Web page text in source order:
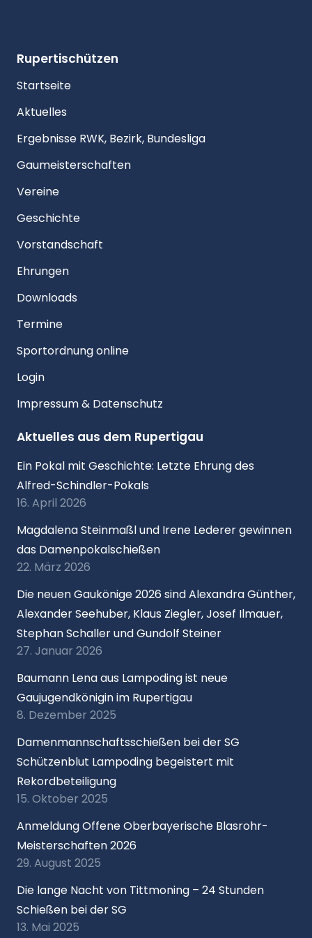
Rupertischützen
Startseite
Aktuelles
Ergebnisse RWK, Bezirk, Bundesliga
Gaumeisterschaften
Vereine
Geschichte
Vorstandschaft
Ehrungen
Downloads
Termine
Sportordnung online
Login
Impressum & Datenschutz
Aktuelles aus dem Rupertigau
Ein Pokal mit Geschichte: Letzte Ehrung des
Alfred-Schindler-Pokals
16. April 2026
Magdalena Steinmaßl und Irene Lederer gewinnen
das Damenpokalschießen
22. März 2026
Die neuen Gaukönige 2026 sind Alexandra Günther,
Alexander Seehuber, Klaus Ziegler, Josef Ilmauer,
Stephan Schaller und Gundolf Steiner
27. Januar 2026
Baumann Lena aus Lampoding ist neue
Gaujugendkönigin im Rupertigau
8. Dezember 2025
Damenmannschaftsschießen bei der SG
Schützenblut Lampoding begeistert mit
Rekordbeteiligung
15. Oktober 2025
Anmeldung Offene Oberbayerische Blasrohr-
Meisterschaften 2026
29. August 2025
Die lange Nacht von Tittmoning – 24 Stunden
Schießen bei der SG
13. Mai 2025